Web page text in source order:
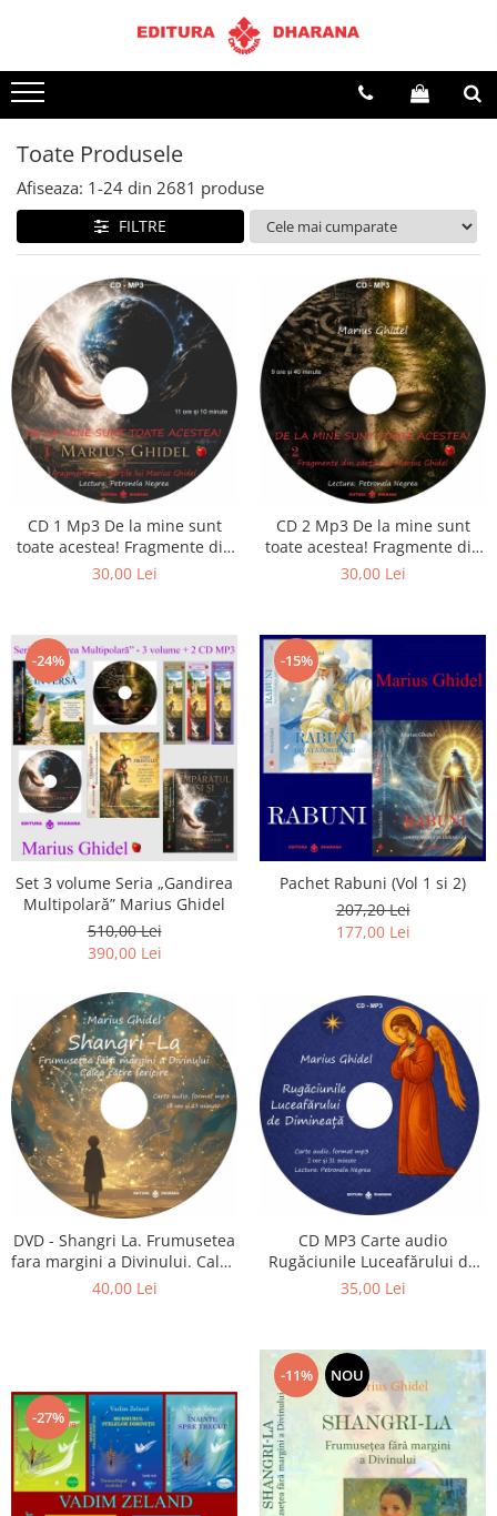
Terapii
Dietoterapie
Toate Produsele
Afiseaza: 1-24 din 2681 produse
FILTRE
CD 1 Mp3 De la mine sunt
toate acestea! Fragmente din
cărțile lui Marius Ghidel
30,00 Lei
CD 2 Mp3 De la mine sunt
toate acestea! Fragmente din
cărțile lui Marius Ghidel
30,00 Lei
-24%
Set 3 volume Seria „Gandirea
Multipolară” Marius Ghidel
510,00 Lei
390,00 Lei
-15%
Pachet Rabuni (Vol 1 si 2)
207,20 Lei
177,00 Lei
DVD - Shangri La. Frumusetea
fara margini a Divinului. Calea
catre fericire
40,00 Lei
CD MP3 Carte audio
Rugăciunile Luceafărului de
dimineață
35,00 Lei
-27%
-11% NOU